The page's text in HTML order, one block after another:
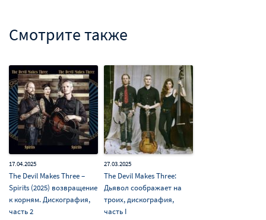
Смотрите также
17.04.2025
The Devil Makes Three –
Spirits (2025) возвращение
к корням. Дискография,
часть 2
27.03.2025
The Devil Makes Three:
Дьявол соображает на
троих, дискография,
часть I